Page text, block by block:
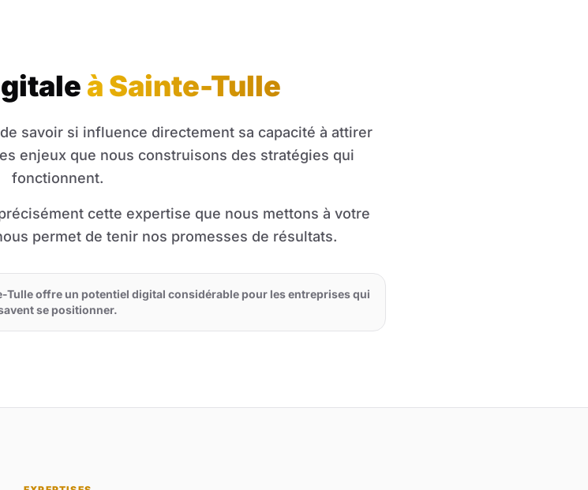
à Sainte-Tulle
savoir si influence directement sa capacité à attirer
enjeux que nous construisons des stratégies qui
fonctionnent.
cette expertise que nous mettons à votre
permet de tenir nos promesses de résultats.
Tulle offre un potentiel digital considérable pour les entreprises qui
se positionner.